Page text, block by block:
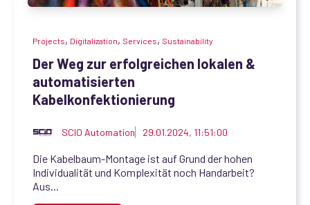
Projects, Digitalization, Services, Sustainability
Der Weg zur erfolgreichen lokalen &
automatisierten
Kabelkonfektionierung
SCIO Automation 29.01.2024, 11:51:00
Die Kabelbaum-Montage ist auf Grund der hohen
Individualität und Komplexität noch Handarbeit?
Aus...